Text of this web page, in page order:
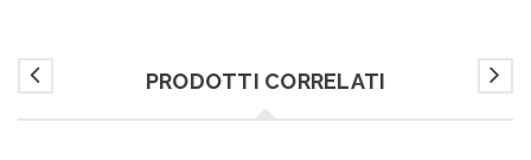
PRODOTTI CORRELATI